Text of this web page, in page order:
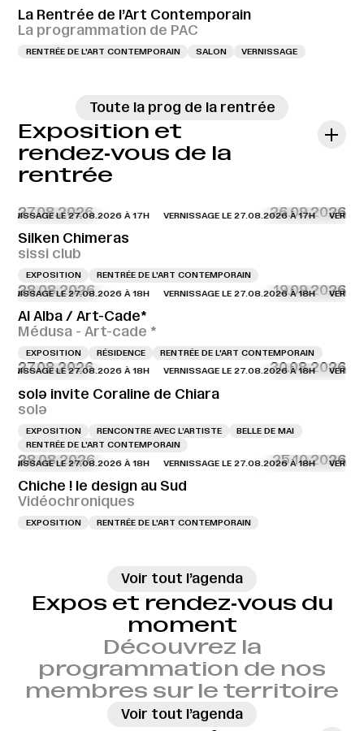
La Rentrée de l’Art Contemporain
La programmation de PAC
RENTRÉE DE L'ART CONTEMPORAIN SALON VERNISSAGE
Toute la prog de la rentrée
Exposition et
rendez‑vous de la
rentrée
27.08.2026 26.09.2026
LE 27.08.2026 À 17H VERNISSAGE LE 27.08.2026 À 17H
Silken Chimeras
sissi club
EXPOSITION RENTRÉE DE L'ART CONTEMPORAIN
28.08.2026 19.09.2026
LE 27.08.2026 À 18H VERNISSAGE LE 27.08.2026 À 18H
Al Alba / Art-Cade*
Médusa - Art-cade *
EXPOSITION RÉSIDENCE RENTRÉE DE L'ART CONTEMPORAIN
27.08.2026 30.08.2026
LE 27.08.2026 À 18H VERNISSAGE LE 27.08.2026 À 18H
solə invite Coraline de Chiara
solə
EXPOSITION RENCONTRE AVEC L’ARTISTE
BELLE DE MAI
RENTRÉE DE L'ART CONTEMPORAIN
28.08.2026 25.10.2026
LE 27.08.2026 À 18H VERNISSAGE LE 27.08.2026 À 18H
Chiche ! le design au Sud
Vidéochroniques
EXPOSITION RENTRÉE DE L'ART CONTEMPORAIN
Voir tout l’agenda
Expos et rendez‑vous du
moment
Découvrez la
programmation de nos
membres sur le territoire
Voir tout l’agenda